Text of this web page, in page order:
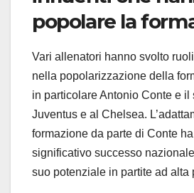
popolare la
Vari allenatori hanno svolto
nella popolarizzazione della
in particolare Antonio Conte e il
Juventus e al Chelsea.
formazione da parte di Conte
significativo successo
suo potenziale in partite ad alta